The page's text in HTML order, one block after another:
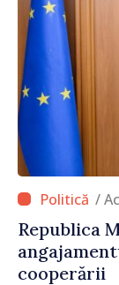
/
Republica
cooperării